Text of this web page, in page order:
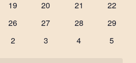
0
19
0
20
0
21
0
22
0
26
0
27
0
28
0
29
0
2
0
3
0
4
0
5